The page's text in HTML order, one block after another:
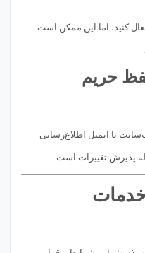
کنید، اما این ممکن است
حریم
یا ایمیل اطلاع‌رسانی
پذیرش تغییرات است.